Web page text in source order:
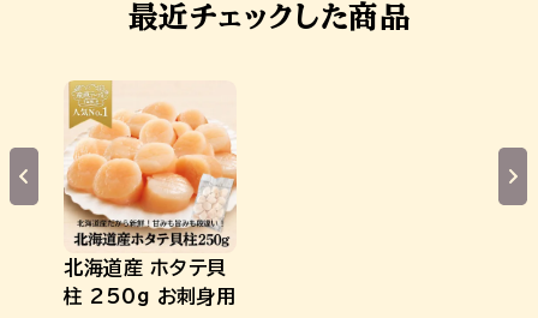
最近チェックした商品
北海道産 ホタテ貝
柱 250g お刺身用